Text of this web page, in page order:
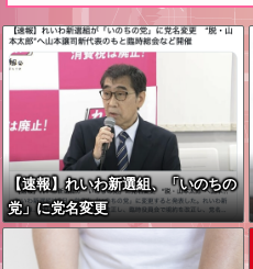
【速報】れいわ新選組、「いのちの
党」に党名変更